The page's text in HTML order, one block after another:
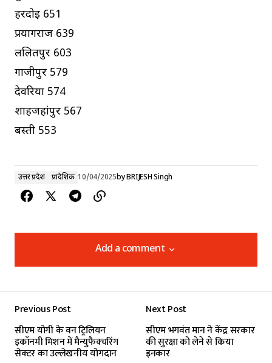
हरदोई 651
प्रयागराज 639
ललितपुर 603
गाजीपुर 579
देवरिया 574
शाहजहांपुर 567
बस्ती 553
उत्तर प्रदेश प्रादेशिक 10/04/2025byBRIJESH Singh
Add a comment
Add a comment
Required fields are marked*
Previous Post
सीएम योगी के वन ट्रिलियन
इकॉनमी मिशन में मैन्युफैक्चरिंग
सेक्टर का उल्लेखनीय योगदान
Next Post
सीएम भगवंत मान ने केंद्र सरकार
की सुरक्षा को लेने से किया
इनकार